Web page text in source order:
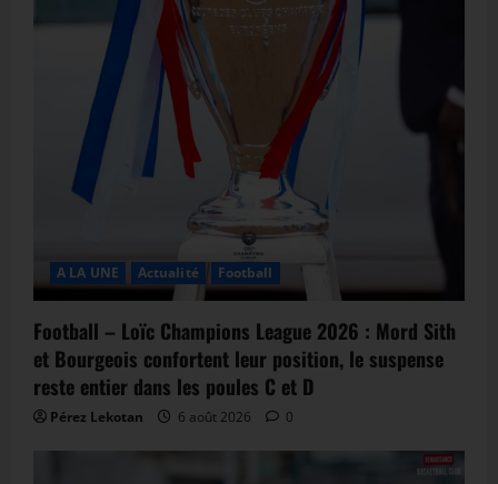
A LA UNE Actualité Football
Football – Loïc Champions League 2026 : Mord Sith
et Bourgeois confortent leur position, le suspense
reste entier dans les poules C et D
Pérez Lekotan 6 août 2026 0